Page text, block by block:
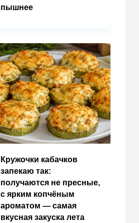
пышнее
Кружочки кабачков
запекаю так:
получаются не пресные,
с ярким копчёным
ароматом — самая
вкусная закуска лета